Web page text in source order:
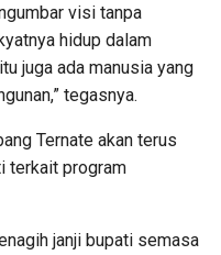
visi tanpa
hidup dalam
juga ada manusia yang
tegasnya.
Ternate akan terus
terkait program
janji bupati semasa